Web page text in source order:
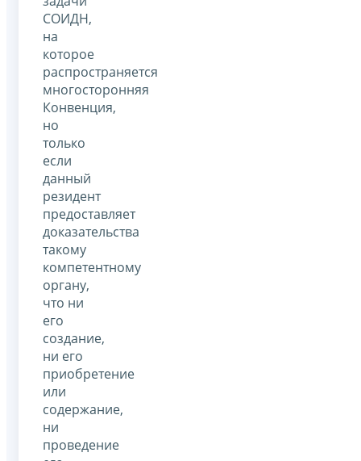
СОИДН,
на
которое
распространяется
многосторонняя
Конвенция,
но
только
если
данный
резидент
предоставляет
доказательства
такому
компетентному
органу,
что ни
его
создание,
ни его
приобретение
или
содержание,
ни
проведение